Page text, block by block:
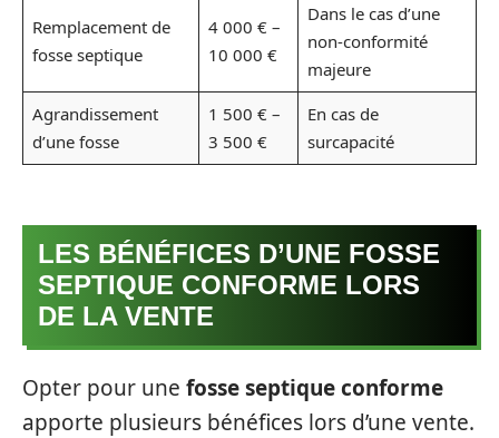
Remplacement de
fosse septique
4 000 € –
10 000 €
Dans le cas d’une
non-conformité
majeure
Agrandissement
d’une fosse
1 500 € –
3 500 €
En cas de
surcapacité
LES BÉNÉFICES D’UNE FOSSE
SEPTIQUE CONFORME LORS
DE LA VENTE
Opter pour une fosse septique conforme
apporte plusieurs bénéfices lors d’une vente.